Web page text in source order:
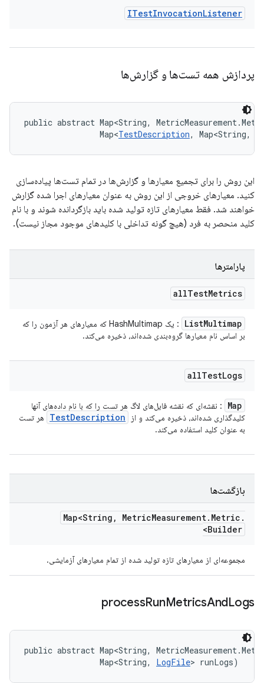
ITestInvocationListener
پردازش همه تست‌ها و گزارش‌ها
public abstract Map<String,
                Map<
TestDescription, Map<String,
این روش را برای تجمیع معیارها و گزارش‌ها در تمام تست‌ها پیاده‌سازی
کنید. معیارهای خروجی از این روش به عنوان معیارهای اجرا شده گزارش
خواهند شد. فقط معیارهای تازه تولید شده باید بازگردانده شوند و با نام
کلید منحصر به فرد (هیچ گونه تداخلی با کلیدهای موجود مجاز نیست).
پارامترها
allTestMetrics
ListMultimap
: یک HashMultimap که معیارهای هر آزمون را که
بر اساس نام معیارها گروه‌بندی شده‌اند، ذخیره می‌کند.
allTestLogs
Map
: نقشه‌ای که نقشه فایل‌های لاگ هر تست را که با نام داده‌های آنها
کلیدگذاری شده‌اند، ذخیره می‌کند و از
TestDescription
هر تست
به عنوان کلید استفاده می‌کند.
بازگشت‌ها
Map<String , MetricMeasurement. Metric .
Builder>
مجموعه‌ای از معیارهای تازه تولید شده از تمام معیارهای آزمایشی.
processRunMetricsAndLogs
public abstract Map<String,
                Map<String,
LogFile> runLogs)